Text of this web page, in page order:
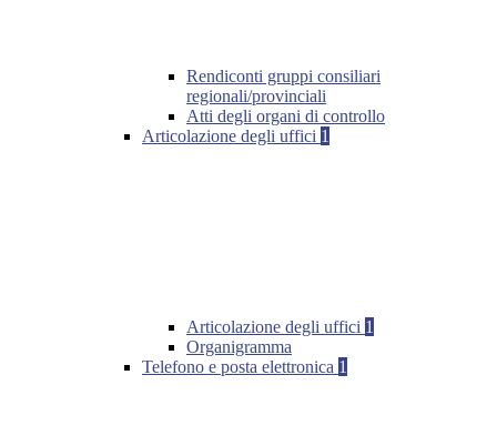
Rendiconti gruppi consiliari
regionali/provinciali
Atti degli organi di controllo
Articolazione degli uffici 1
Articolazione degli uffici 1
Organigramma
Telefono e posta elettronica 1